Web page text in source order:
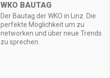
WKO BAUTAG
Der Bautag der WKO in Linz. Die
perfekte Möglichkeit um zu
networken und über neue Trends
zu sprechen.